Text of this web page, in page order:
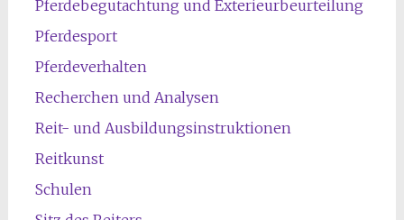
Pferdebegutachtung und Exterieurbeurteilung
Pferdesport
Pferdeverhalten
Recherchen und Analysen
Reit- und Ausbildungsinstruktionen
Reitkunst
Schulen